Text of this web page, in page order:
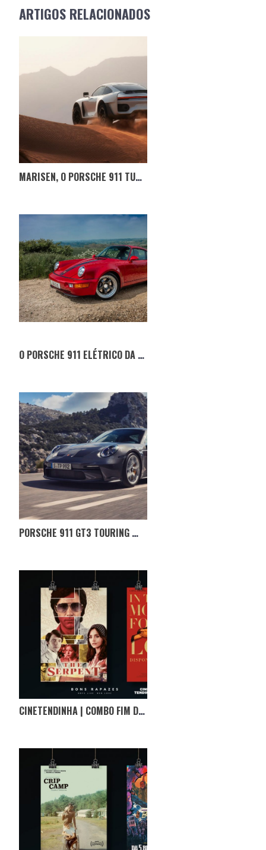
NAVIGATION
ARTIGOS RELACIONADOS
MARISEN, O PORSCHE 911 TURBO S TODO-O-TERRENO
O PORSCHE 911 ELÉTRICO DA EVERRATI
PORSCHE 911 GT3 TOURING — O IRMÃO SUBTIL DO GT3
CINETENDINHA | COMBO FIM DE SEMANA